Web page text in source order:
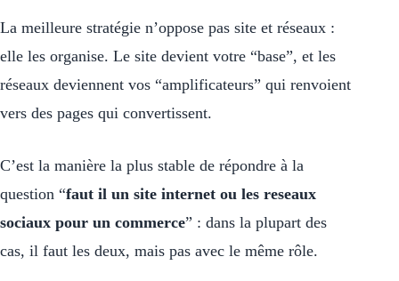
La meilleure stratégie n’oppose pas site et réseaux :
elle les organise. Le site devient votre “base”, et les
réseaux deviennent vos “amplificateurs” qui renvoient
vers des pages qui convertissent.
C’est la manière la plus stable de répondre à la
question “faut il un site internet ou les reseaux
sociaux pour un commerce” : dans la plupart des
cas, il faut les deux, mais pas avec le même rôle.